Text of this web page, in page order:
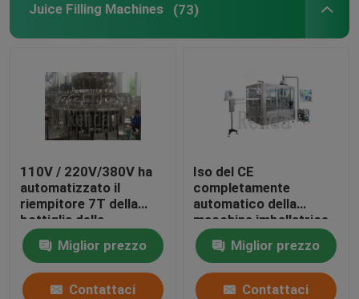
Juice Filling Machines (73)
110V / 220V/380V ha
automatizzato il
riempitore 7T della
bottiglia della
macchina di
rifornimento del succo
una garanzia da 1 anno
Miglior prezzo
Contattaci
Iso del CE
completamente
automatico della
macchina imballatrice
della bottiglia del
succo della macchina
di rifornimento del
succo
Miglior prezzo
Contattaci